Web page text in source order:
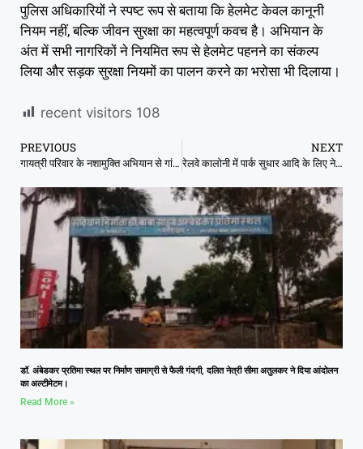
पुलिस अधिकारियों ने स्पष्ट रूप से बताया कि हेलमेट केवल कानूनी
नियम नहीं, बल्कि जीवन सुरक्षा का महत्वपूर्ण कवच है। अभियान के
अंत में सभी नागरिकों ने नियमित रूप से हेलमेट पहनने का संकल्प
लिया और सड़क सुरक्षा नियमों का पालन करने का भरोसा भी दिलाया।
recent visitors 108
PREVIOUS
गायत्री परिवार के नशामुक्ति अभियान से गांव में गृहक्‍लेश हुए खत्‍म बच्‍चों कि शिक्षा पर दे रहें है जोर- सरस्‍वती बेले सरपंच
NEXT
रेलवे कालोनी में पार्क सुधार आदि के लिए ने रे म यू ने नपा को पत्र लिखा।
डॉ. अंबेडकर प्रतिमा स्थल पर निर्माण सामाग्री से फैली गंदगी, दलित नेत्री सीमा अतुलकर ने दिया आंदोलन
का अल्टीमेटम।
Read More »